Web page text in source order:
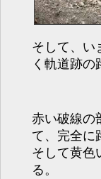
そして、い
く軌道跡の
赤い破線の
て、完全に
そして黄色
る。